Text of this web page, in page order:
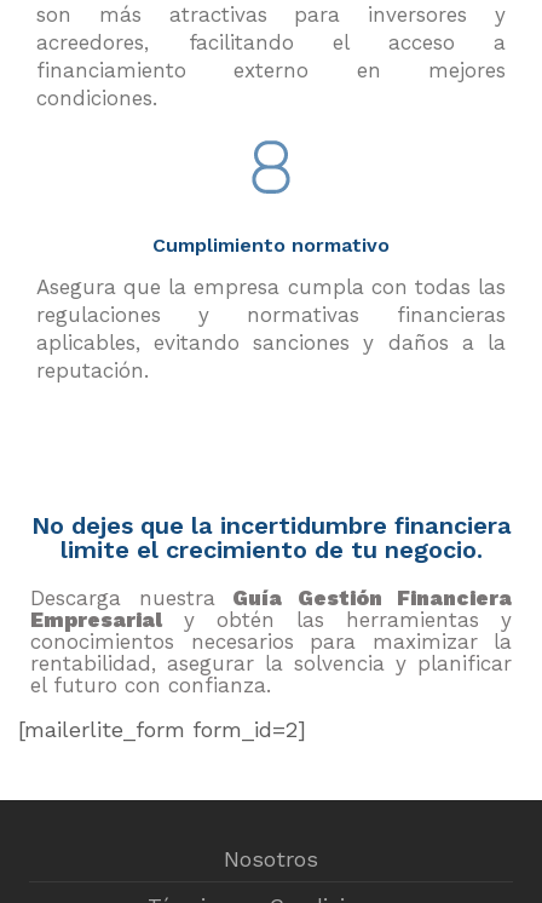
son más atractivas para inversores y
acreedores, facilitando el acceso a
financiamiento externo en mejores
condiciones.
Cumplimiento normativo
Asegura que la empresa cumpla con todas las
regulaciones y normativas financieras
aplicables, evitando sanciones y daños a la
reputación.
No dejes que la incertidumbre financiera
limite el crecimiento de tu negocio.
Descarga nuestra Guía Gestión Financiera
Empresarial y obtén las herramientas y
conocimientos necesarios para maximizar la
rentabilidad, asegurar la solvencia y planificar
el futuro con confianza.
[mailerlite_form form_id=2]
Nosotros